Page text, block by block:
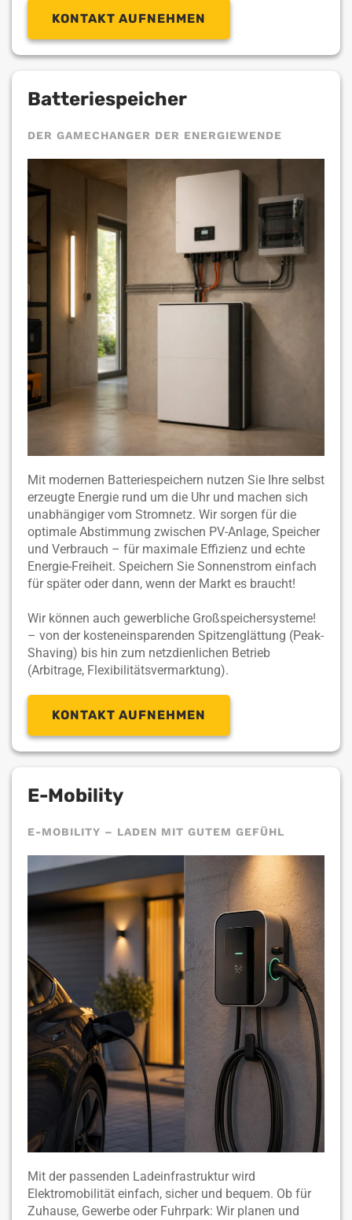
KONTAKT AUFNEHMEN
Batteriespeicher
DER GAMECHANGER DER ENERGIEWENDE
Mit modernen Batteriespeichern nutzen Sie Ihre selbst
erzeugte Energie rund um die Uhr und machen sich
unabhängiger vom Stromnetz. Wir sorgen für die
optimale Abstimmung zwischen PV-Anlage, Speicher
und Verbrauch – für maximale Effizienz und echte
Energie-Freiheit. Speichern Sie Sonnenstrom einfach
für später oder dann, wenn der Markt es braucht!
Wir können auch gewerbliche Großspeichersysteme!
– von der kosteneinsparenden Spitzenglättung (Peak-
Shaving) bis hin zum netzdienlichen Betrieb
(Arbitrage, Flexibilitätsvermarktung).
KONTAKT AUFNEHMEN
E-Mobility
E-MOBILITY – LADEN MIT GUTEM GEFÜHL
Mit der passenden Ladeinfrastruktur wird
Elektromobilität einfach, sicher und bequem. Ob für
Zuhause, Gewerbe oder Fuhrpark: Wir planen und